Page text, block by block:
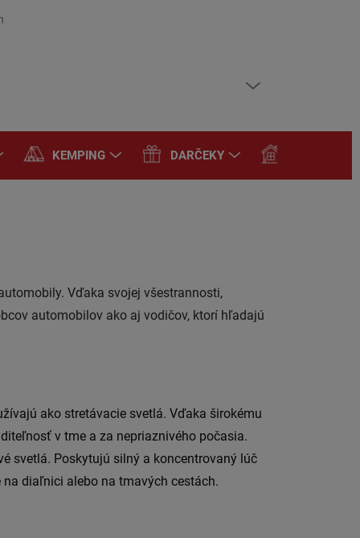
KEMPING DARČEKY
Vďaka svojej všestrannosti,
automobilov ako aj vodičov, ktorí hľadajú
ako stretávacie svetlá. Vďaka širokému
v tme a za nepriaznivého počasia.
svetlá. Poskytujú silný a koncentrovaný lúč
diaľnici alebo na tmavých cestách.